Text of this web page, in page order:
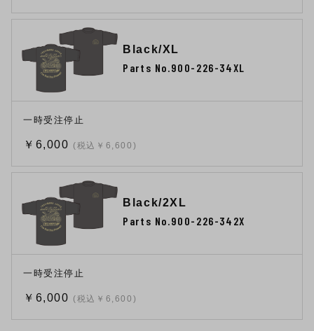
Black/XL
Parts No.900-226-34XL
一時受注停止
￥6,000 (税込￥6,600)
Black/2XL
Parts No.900-226-342X
一時受注停止
￥6,000 (税込￥6,600)